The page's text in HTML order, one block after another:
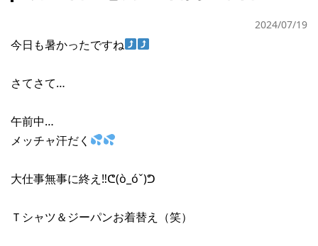
2024/07/19
今日も暑かったですね
さてさて…
午前中…
メッチャ汗だく
大仕事無事に終え‼︎ᕦ(ò_óˇ)ᕤ
Ｔシャツ＆ジーパンお着替え（笑）